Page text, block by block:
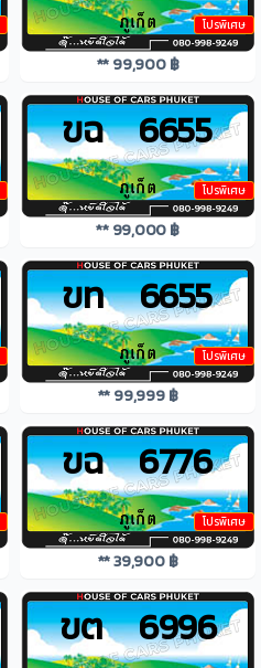
โปรพิเศษ
** 99,900 ฿
โปรพิเศษ
ขฉ 6655
** 99,000 ฿
โปรพิเศษ
ขท 6655
** 99,999 ฿
โปรพิเศษ
ขฉ 6776
** 39,900 ฿
ขต 6996